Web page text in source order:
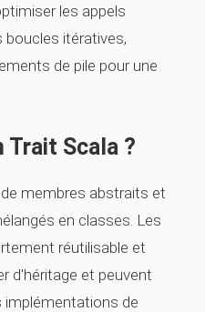
les appels
boucles itératives,
de pile pour une
Trait Scala ?
membres abstraits et
en classes. Les
réutilisable et
d'héritage et peuvent
de